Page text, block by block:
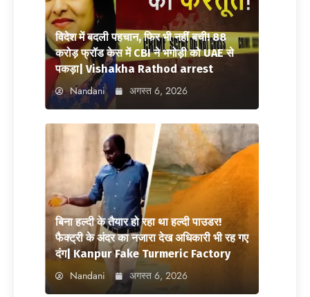
विदेश में बदली पहचान, फिर भी नहीं बची! 88
करोड़ फ्रॉड केस में CBI ने भगोड़ी को UAE से
पकड़ा| Vishakha Rathod arrest
Nandani अगस्त 6, 2026
बिना हल्दी के तैयार हो रहा था हल्दी पाउडर!
फैक्ट्री के अंदर का नजारा देख अधिकारी भी रह गए
दंग| Kanpur Fake Turmeric Factory
Nandani अगस्त 6, 2026